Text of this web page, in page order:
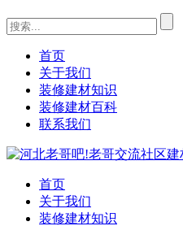
首页
关于我们
装修建材知识
装修建材百科
联系我们
首页
关于我们
装修建材知识